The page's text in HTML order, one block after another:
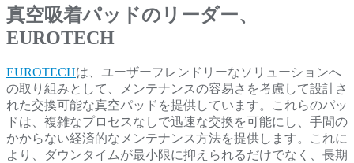
真空吸着パッドのリーダー、
EUROTECH
EUROTECHは、ユーザーフレンドリーなソリューションへ
の取り組みとして、メンテナンスの容易さを考慮して設計さ
れた交換可能な真空パッドを提供しています。これらのパッ
ドは、複雑なプロセスなしで迅速な交換を可能にし、手間の
かからない経済的なメンテナンス方法を提供します。これに
より、ダウンタイムが最小限に抑えられるだけでなく、長期